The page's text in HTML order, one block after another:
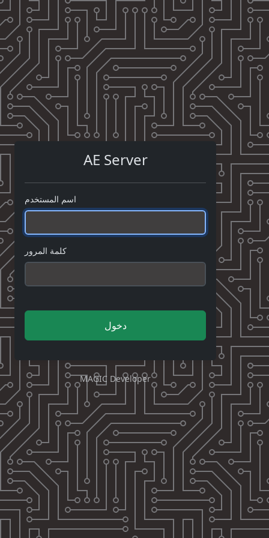
AE Server
اسم المستخدم
كلمة المرور
دخول
MAGIC Developer